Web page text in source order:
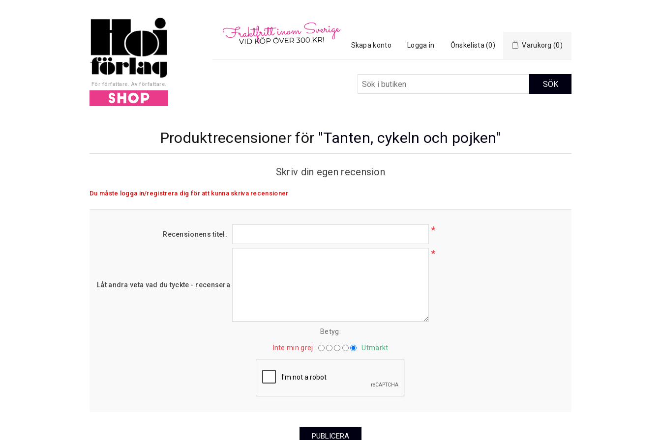
För författare. Av författare.
Skapa konto Logga in Önskelista (0) Varukorg (0)
Produktrecensioner för Tanten, cykeln och pojken
Skriv din egen recension
Du måste logga in/registrera dig för att kunna skriva recensioner
Recensionens titel: *
Låt andra veta vad du tyckte - recensera här.:
*
Betyg:
Inte min grej Utmärkt